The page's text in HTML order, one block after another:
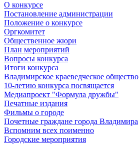
О конкурсе
Постановление администрации
Положение о конкурсе
Оргкомитет
Общественное жюри
План мероприятий
Вопросы конкурса
Итоги конкурса
Владимирское краеведческое общество
10-летию конкурса посвящается
Медиапроект "Формула дружбы"
Печатные издания
Фильмы о городе
Почетные граждане города Владимира
Вспомним всех поименно
Городские мероприятия